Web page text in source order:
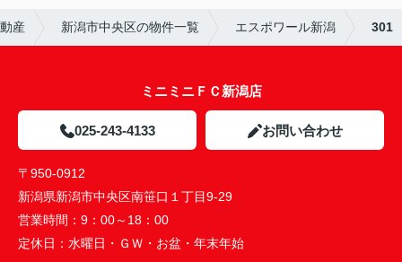
産 新潟市中央区の物件一覧 エスポワール新潟 301
ミニミニＦＣ新潟店
025-243-4133 お問い合わせ
〒950-0912
新潟県新潟市中央区南笹口１丁目9-29
営業時間： 9：00～18：00
定休日： 水曜日・ＧＷ・お盆・年末年始